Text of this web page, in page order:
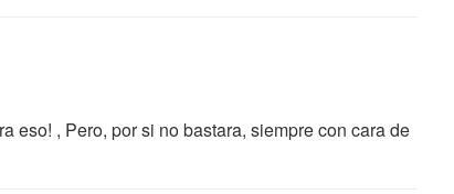
eso! , Pero, por si no bastara, siempre con cara de